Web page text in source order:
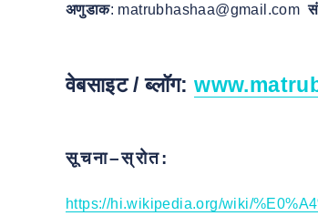
अणुडाक: matrubhashaa@gmail.com
वेबसाइट / ब्लॉग:
सूचना–स्रोत:
https://hi.wikipedia.org/wiki/